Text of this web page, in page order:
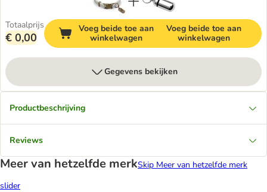
Totaalprijs
€ 0,00
Voeg beide toe aan
winkelwagen
Voeg beide toe aan
winkelwagen
Gegevens bekijken
Productbeschrijving
Reviews
Meer van hetzelfde merkSkip Meer van hetzelfde merk
slider